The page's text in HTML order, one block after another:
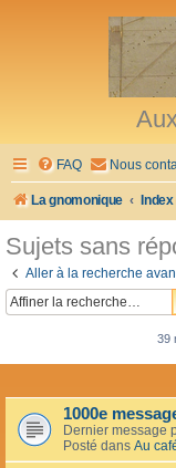
FAQ Nous
La gnomonique
Sujets sans
Aller à la recherche
39
1000e
Dernier message
Posté dans Au